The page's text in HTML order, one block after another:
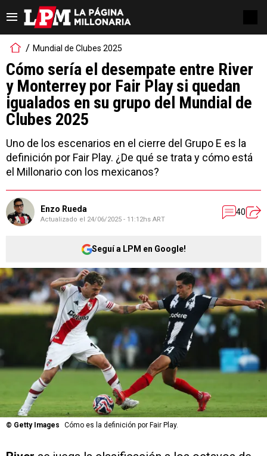
Mundial de Clubes 2025
Cómo sería el desempate entre River
y Monterrey por Fair Play si quedan
igualados en su grupo del Mundial de
Clubes 2025
Uno de los escenarios en el cierre del Grupo E es la
definición por Fair Play. ¿De qué se trata y cómo está
el Millonario con los mexicanos?
Enzo Rueda
Actualizado el 24/06/2025 - 11:12hs ART
40
Seguí a LPM en Google!
© Getty Images Cómo es la definición por Fair Play.